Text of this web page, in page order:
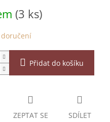
(3 ks)
Přidat do košíku
ZEPTAT SE SDÍLET